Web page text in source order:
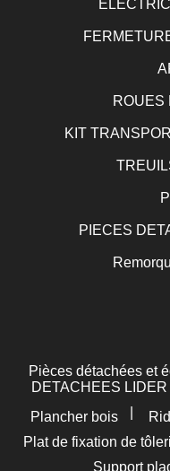
ROUES
KIT
PIECES
Pièces détachées et
DETACHEES LIDER
Plancher bois
Plat de fixation de
Support